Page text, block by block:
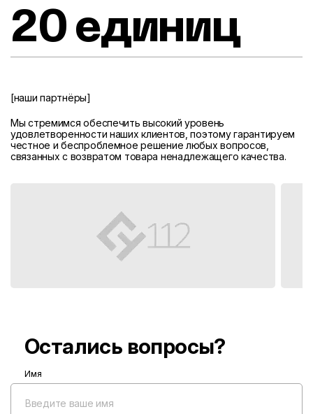
20 единиц
[наши партнёры]
Мы стремимся обеспечить высокий уровень
удовлетворенности наших клиентов, поэтому гарантируем
честное и беспроблемное решение любых вопросов,
связанных с возвратом товара ненадлежащего качества.
Остались вопросы?
Имя